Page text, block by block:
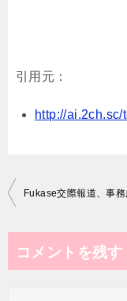
引用元：
http://
投
ビ
コメントを残す